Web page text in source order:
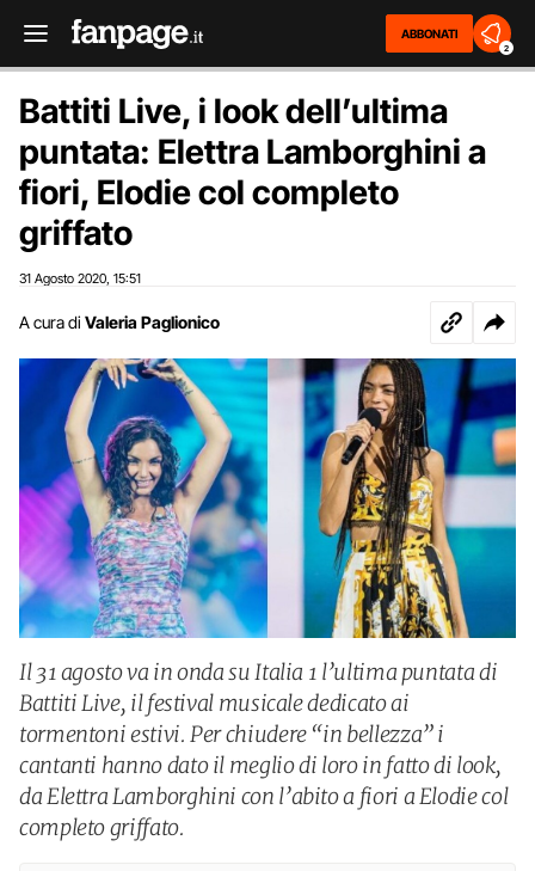
ABBONATI
2
Battiti Live, i look dell’ultima
puntata: Elettra Lamborghini a
fiori, Elodie col completo
griffato
31 Agosto 2020 15:51
A cura di Valeria Paglionico
Il 31 agosto va in onda su Italia 1 l’ultima puntata di
Battiti Live, il festival musicale dedicato ai
tormentoni estivi. Per chiudere “in bellezza” i
cantanti hanno dato il meglio di loro in fatto di look,
da Elettra Lamborghini con l’abito a fiori a Elodie col
completo griffato.